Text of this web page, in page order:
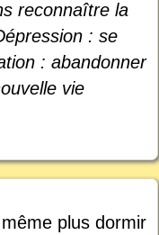
reconnaître la
: se
: abandonner
vie
plus dormir